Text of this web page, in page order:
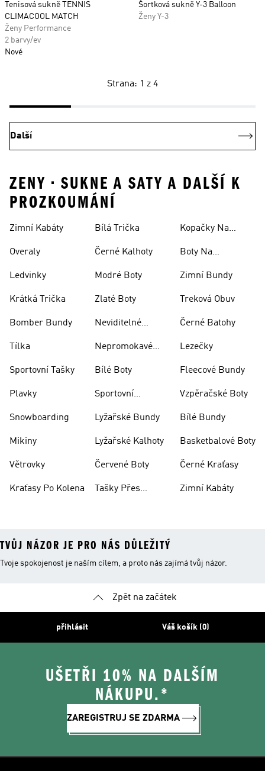
Tenisová sukně TENNIS
CLIMACOOL MATCH
Ženy Performance
2 barvy/ev
Nové
Šortková sukně Y-3 Balloon
Ženy Y-3
Strana: 1 z 4
Další
ZENY • SUKNE A SATY A DALŠÍ K
PROZKOUMÁNÍ
Zimní Kabáty
Overaly
Ledvinky
Krátká Trička
Bomber Bundy
Tílka
Sportovní Tašky
Plavky
Snowboarding
Mikiny
Větrovky
Kraťasy Po Kolena
Bílá Trička
Černé Kalhoty
Modré Boty
Zlaté Boty
Neviditelné
Nepromokavé
Bílé Boty
Sportovní
Lyžařské Bundy
Lyžařské Kalhoty
Červené Boty
Tašky Přes
Kopačky Na
Boty Na
Zimní Bundy
Treková Obuv
Černé Batohy
Lezečky
Fleecové Bundy
Vzpěračské Boty
Bílé Bundy
Basketbalové Boty
Černé Kraťasy
Zimní Kabáty
TVŮJ NÁZOR JE PRO NÁS DŮLEŽITÝ
Tvoje spokojenost je naším cílem, a proto nás zajímá tvůj názor.
Zpět na začátek
přihlásit Váš košík (0)
UŠETŘI 10% NA DALŠÍM
NÁKUPU.*
ZAREGISTRUJ SE ZDARMA